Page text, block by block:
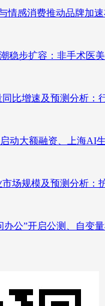
情感消费推动品牌加
稳步扩容：非手术医
同比增速及预测分析
动大额融资、上海AI
市场规模及预测分析
公”开启公测、自变